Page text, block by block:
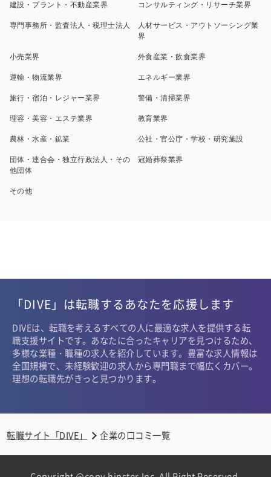
建設・プラント・不動産業界 コンサルティング・リサーチ業界
専門事務所・監査法人・税理士法人
人材サービス・アウトソーシング業
界
小売業界 外食産業・飲食業界
運輸・物流業界 エネルギー業界
旅行・宿泊・レジャー業界 警備・清掃業界
理容・美容・エステ業界 教育業界
農林・水産・鉱業 公社・官公庁・学校・研究施設
団体・連合会・独立行政法人・その
他団体
冠婚葬祭業界
その他
「DIVE」は転職するあなたを応援します
DIVEは、転職を考えるすべての人に最適な求人を提供する転
職支援サイトです。あなたに合ったキャリアを見つけるため、
多様な業種・職種の求人を紹介しています。豊富な求人情報は
全国規模で、未経験歓迎の求人から専門職まで幅広くカバー。
理想の転職先がきっと見つかります。
転職サイト「DIVE」 企業の口コミ一覧